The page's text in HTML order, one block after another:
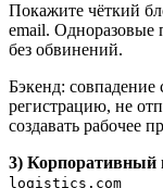
Покажите чёткий
email. Одноразовые
без обвинений.
Бэкенд:
регистрацию, не
создавать рабочее
3) Корпоративный
logistics.com